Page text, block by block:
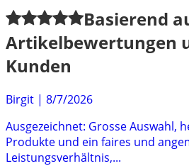
Basierend
Artikelbewertungen
Kunden
Birgit | 8/7/2026
Ausgezeichnet: Grosse Auswahl,
Produkte und ein faires und
Leistungsverhältnis,...